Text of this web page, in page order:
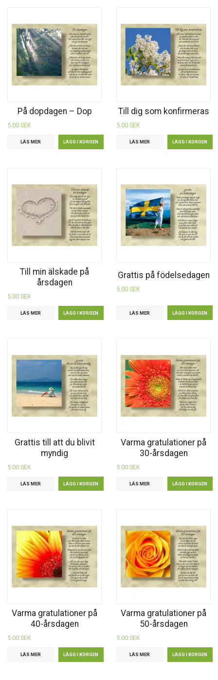
På dopdagen – Dop
5.00 SEK
LÄS MER
Till dig som konfirmeras
5.00 SEK
LÄS MER
Till min älskade på
årsdagen
5.00 SEK
LÄS MER
Grattis på födelsedagen
5.00 SEK
LÄS MER
Grattis till att du blivit
myndig
5.00 SEK
LÄS MER
Varma gratulationer på
30-årsdagen
5.00 SEK
LÄS MER
Varma gratulationer på
40-årsdagen
5.00 SEK
LÄS MER
Varma gratulationer på
50-årsdagen
5.00 SEK
LÄS MER